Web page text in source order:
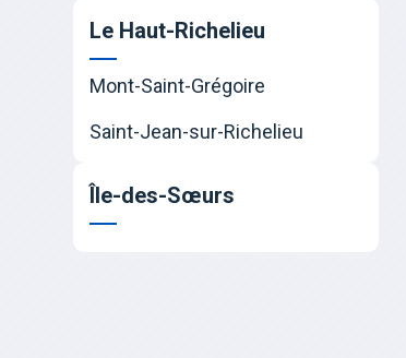
Le Haut-Richelieu
Mont-Saint-Grégoire
Saint-Jean-sur-Richelieu
Île-des-Sœurs